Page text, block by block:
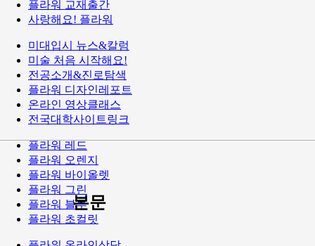
플라워 교재출간
사랑해요! 플라워
미대입시 뉴스&칼럼
미술 처음 시작해요!
전공소개&진로탐색
플라워 디자인레포트
온라인 영상클래스
전국대학사이트링크
플라워 레드
플라워 오렌지
플라워 바이올렛
플라워 그린
플라워 블루
플라워 초컬릿
본문